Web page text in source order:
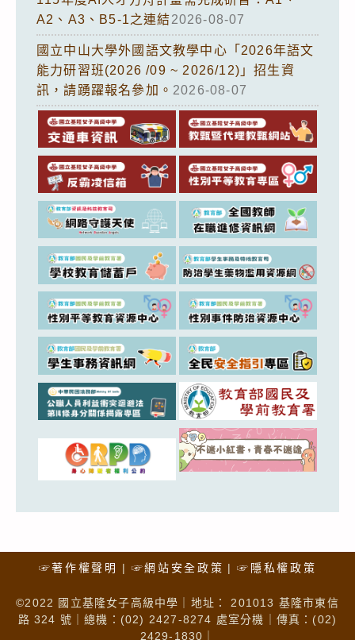
A2、A3、B5-1之連結2026-08-07
國立中山大學外國語文教學中心「2026年語文
能力研習班(2026 /09 ~ 2026/12)」招生資
訊，請踴躍報名參加。 2026-08-07
☞著作權聲明 ☞網站安全政策 ☞隱私權政策
©2022 國立基隆女子高級中學｜地址： 201013 基隆市東信
路 324 號｜總機：(02) 2427-8274 處室分機｜傳真：(02)
2429-1830｜